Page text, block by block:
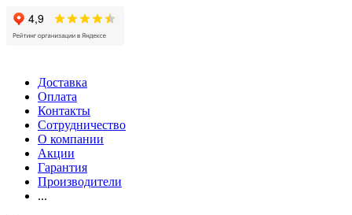
Доставка
Оплата
Контакты
Сотрудничество
О компании
Акции
Гарантия
Производители
...